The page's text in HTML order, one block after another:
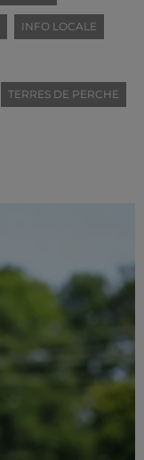
INFO LOCALE
TERRES DE PERCHE